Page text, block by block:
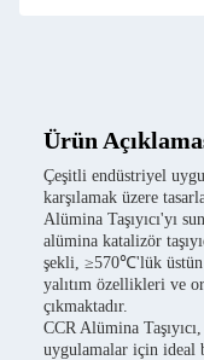
Ürün
Çeşitli endüstriyel
karşılamak üzere
Alümina Taşıyıcı'yı
alümina katalizör
şekli, ≥570℃'lük üstün
yalıtım özellikleri ve
çıkmaktadır.
CCR Alümina
uygulamalar için ideal